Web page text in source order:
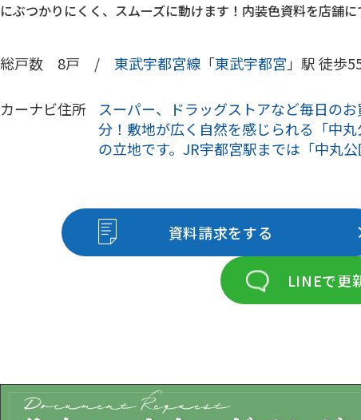
にぶつかりにくく、スムーズに動けます！内装色資料を店舗
総戸数 8戸 / 東武宇都宮線 「東武宇都宮 」駅 徒
カーナビ住所
スーパー、ドラッグストアなど毎日の
分！敷地が広く自然を感じられる「中
の立地です。JR宇都宮駅までは「中丸
資料請求をする
LINEで更